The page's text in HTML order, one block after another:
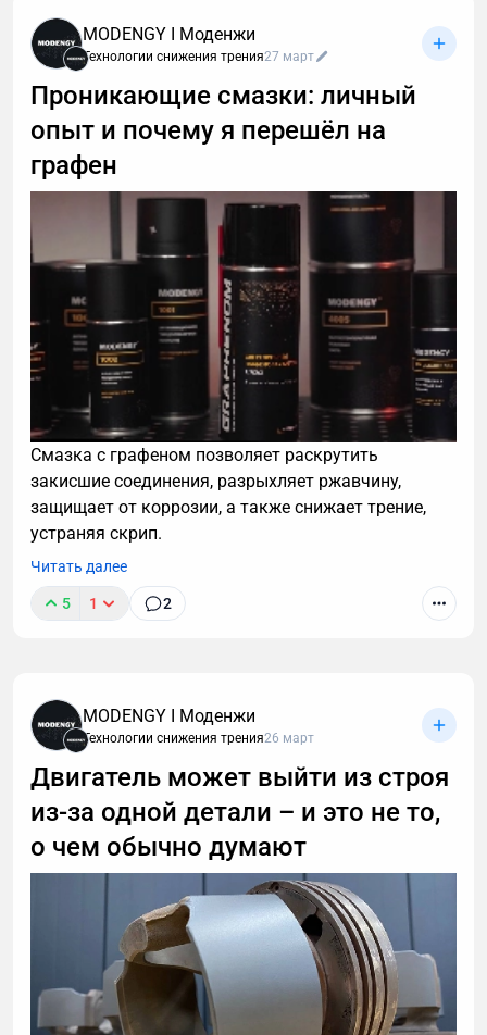
MODENGY I Моденжи
Технологии снижения трения27 март
Проникающие смазки: личный
опыт и почему я перешёл на
графен
Смазка с графеном позволяет раскрутить
закисшие соединения, разрыхляет ржавчину,
защищает от коррозии, а также снижает трение,
устраняя скрип.
Читать далее
5 1 2
MODENGY I Моденжи
Технологии снижения трения26 март
Двигатель может выйти из строя
из-за одной детали – и это не то,
о чем обычно думают